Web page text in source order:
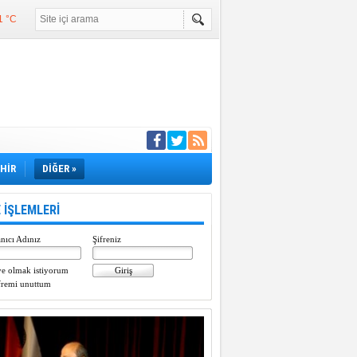
°C
girdi
DİĞER »
İŞLEMLERİ
Adınız Şifreniz
olmak istiyorum
unuttum